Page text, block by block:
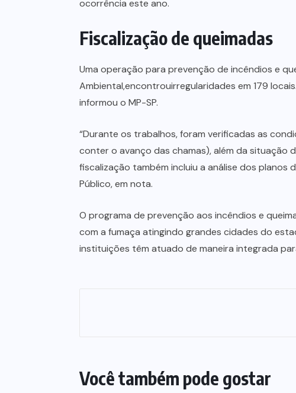
ocorrência este ano.
Fiscalização de queimadas
Uma operação para prevenção de incêndios e
Ambiental,encontrouirregularidades em 179
informou o MP-SP.
“Durante os trabalhos, foram verificadas as
conter o avanço das chamas), além da situação
fiscalização também incluiu a análise dos planos
Público, em nota.
O programa de prevenção aos incêndios e
com a fumaça atingindo grandes cidades do
instituições têm atuado de maneira integrada
Você também pode gostar